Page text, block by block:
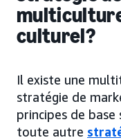
culturel?
Il existe une
stratégie de
principes de
toute autre